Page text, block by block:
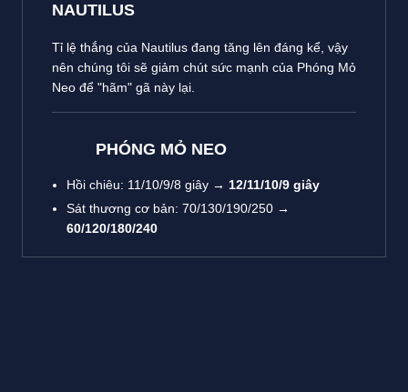
NAUTILUS
Tỉ lệ thắng của Nautilus đang tăng lên đáng kể, vậy
nên chúng tôi sẽ giảm chút sức mạnh của Phóng Mỏ
Neo để "hãm" gã này lại.
PHÓNG MỎ NEO
Hồi chiêu: 11/10/9/8 giây → 12/11/10/9 giây
Sát thương cơ bản: 70/130/190/250 →
60/120/180/240